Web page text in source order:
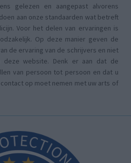
gelezen en aangepast alvorens
aan onze standaarden wat betreft
Voor het delen van ervaringen is
Op deze manier geven de
de ervaring van de schrijvers en niet
deze website. Denk er aan dat de
van persoon tot persoon en dat u
op moet nemen met uw arts of